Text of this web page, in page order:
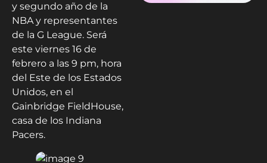
y segundo año de la
NBA y representantes
de la G League. Será
este viernes 16 de
febrero a las 9 pm, hora
del Este de los Estados
Unidos, en el
Gainbridge FieldHouse,
casa de los Indiana
Pacers.